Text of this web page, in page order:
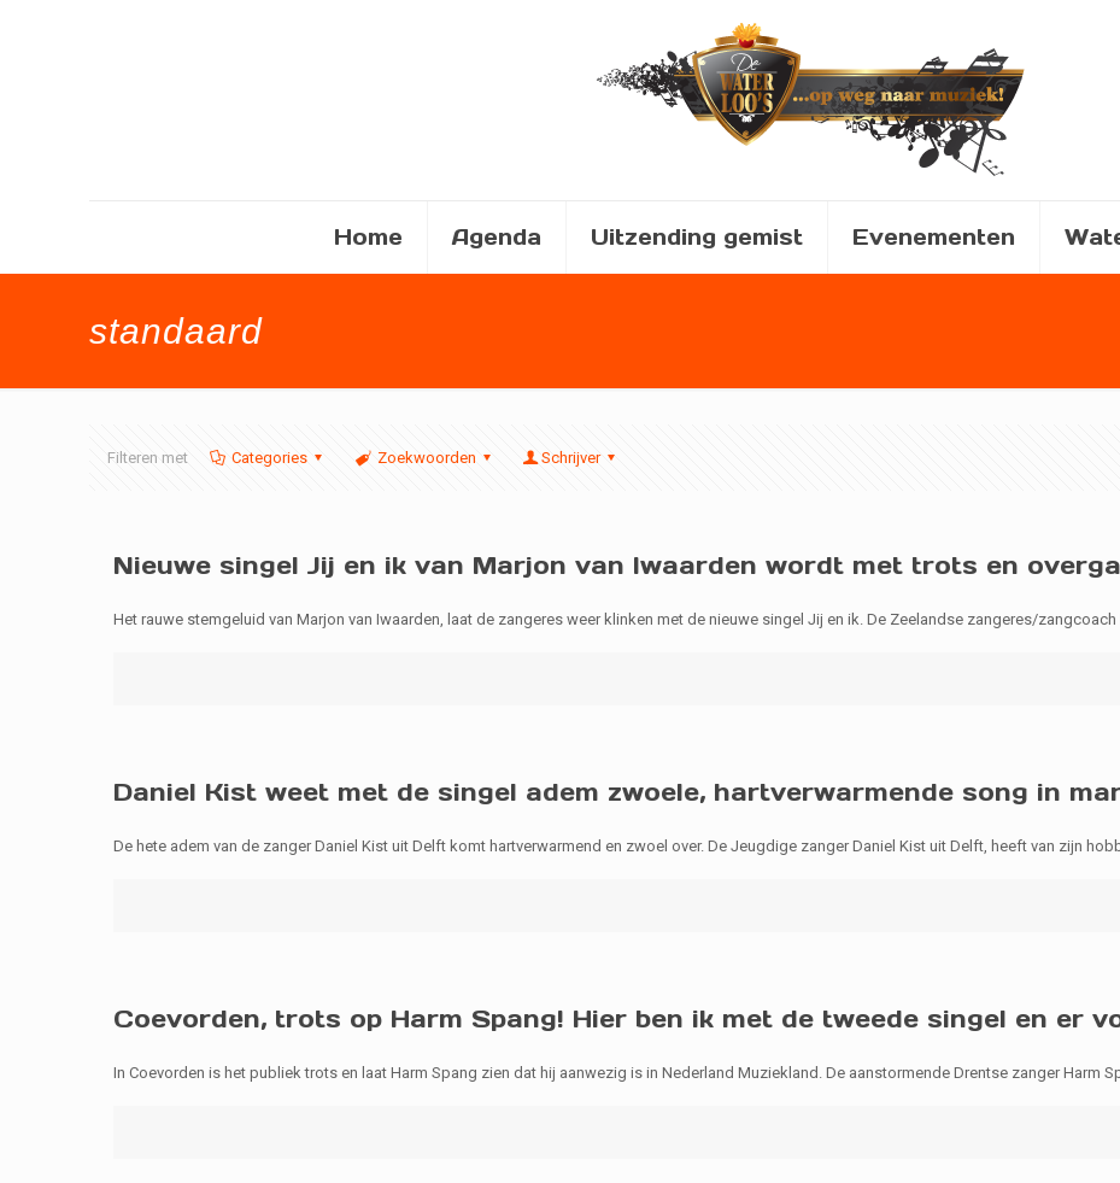
Home Agenda Uitzending gemist Evenementen
standaard
Filteren met Categories Zoekwoorden Schrijver
Nieuwe singel Jij en ik van Marjon van Iwaarden wordt met trots en
Het rauwe stemgeluid van Marjon van Iwaarden, laat de zangeres weer klinken met de nieuwe singel Jij en ik. De Zeelandse zangeres/
Daniel Kist weet met de singel adem zwoele, hartverwarmende song in
De hete adem van de zanger Daniel Kist uit Delft komt hartverwarmend en zwoel over. De Jeugdige zanger Daniel Kist uit Delft, heeft van zijn
Coevorden, trots op Harm Spang! Hier ben ik met de tweede singel en er
In Coevorden is het publiek trots en laat Harm Spang zien dat hij aanwezig is in Nederland Muziekland. De aanstormende Drentse zanger Harm